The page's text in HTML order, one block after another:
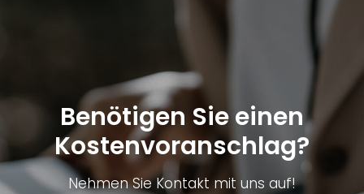
Benötigen Sie einen
Kostenvoranschlag?
Nehmen Sie Kontakt mit uns auf!